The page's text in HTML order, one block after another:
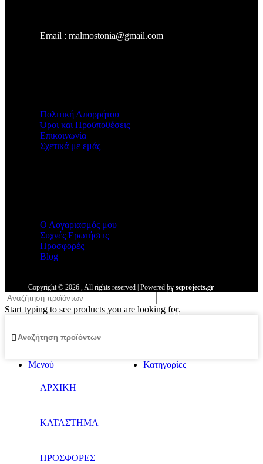
Email : malmostonia@gmail.com
Πολιτική Απορρήτου
Όροι και Προϋποθέσεις
Επικοινωνία
Σχετικά με εμάς
Ο Λογαριασμός μου
Συχνές Ερωτήσεις
Προσφορές
Blog
Copyright © 2026 , All rights reserved | Powered by scprojects.gr
Start typing to see products you are looking for.
Μενού Κατηγορίες
ΑΡΧΙΚΗ
ΚΑΤΑΣΤΗΜΑ
ΠΡΟΣΦΟΡΕΣ